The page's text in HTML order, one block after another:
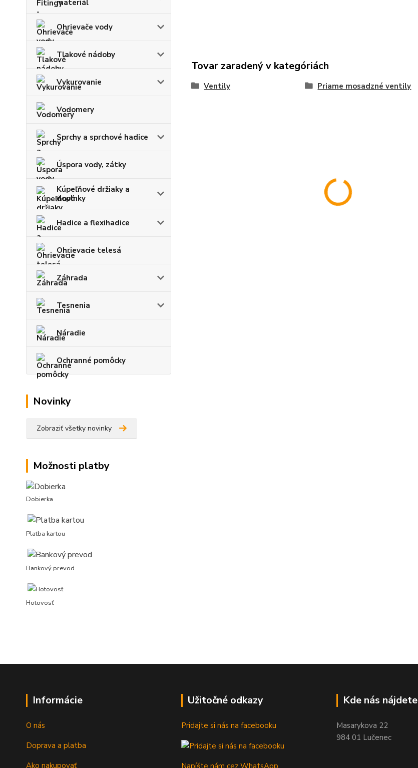
materiál
Ohrievače vody
Tlakové nádoby
Vykurovanie
Vodomery
Sprchy a sprchové hadice
Úspora vody, zátky
Kúpeľňové držiaky a
doplnky
Hadice a flexihadice
Ohrievacie telesá
Záhrada
Tesnenia
Náradie
Ochranné pomôcky
Novinky
Zobraziť všetky novinky
Možnosti platby
Dobierka
Platba kartou
Bankový prevod
Hotovosť
Tovar zaradený v kategóriách
Ventily Priame mosadzné ventily
Informácie
O nás
Doprava a platba
Ako nakupovať
Užitočné odkazy
Pridajte si nás na facebooku
Kde nás nájdete
Masarykova 22
984 01 Lučenec